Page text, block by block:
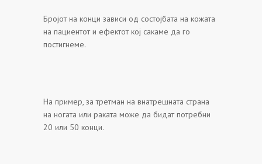
Бројот на конци зависи од состојбата на кожата
на пациентот и ефектот кој сакаме да го
постигнеме.
На пример, за третман на внатрешната страна
на ногата или раката може да бидат потребни
20 или 50 конци.